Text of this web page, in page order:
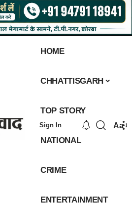
HOME
CHHATTISGARH
TOP STORY
NATIONAL
CRIME
ENTERTAINMENT
Sign In Aa